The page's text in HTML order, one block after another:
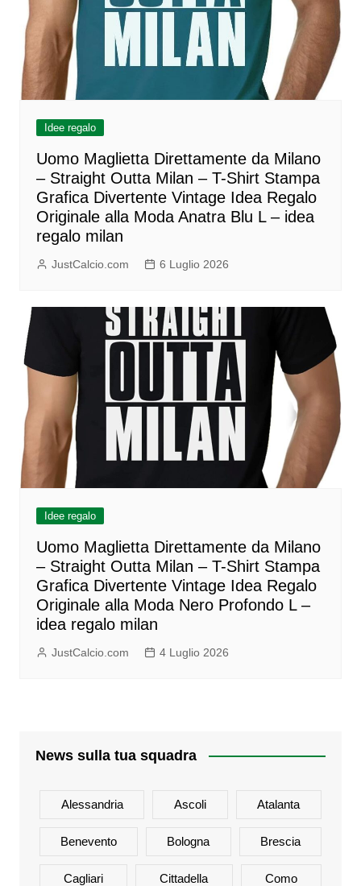
Idee regalo
Uomo Maglietta Direttamente da Milano
– Straight Outta Milan – T-Shirt Stampa
Grafica Divertente Vintage Idea Regalo
Originale alla Moda Anatra Blu L – idea
regalo milan
JustCalcio.com 6 Luglio 2026
Idee regalo
Uomo Maglietta Direttamente da Milano
– Straight Outta Milan – T-Shirt Stampa
Grafica Divertente Vintage Idea Regalo
Originale alla Moda Nero Profondo L –
idea regalo milan
JustCalcio.com 4 Luglio 2026
News sulla tua squadra
Alessandria Ascoli Atalanta
Benevento Bologna Brescia
Cagliari Cittadella Como